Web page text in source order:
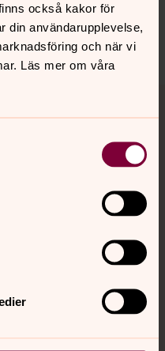
också kakor för
din användarupplevelse,
och när vi
Läs mer om våra